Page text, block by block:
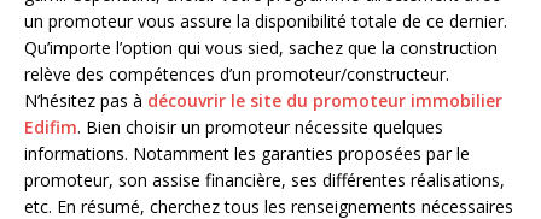
un promoteur vous assure la disponibilité totale de ce dernier.
Qu’importe l’option qui vous sied, sachez que la construction
relève des compétences d’un promoteur/constructeur.
N’hésitez pas à découvrir le site du promoteur immobilier
Edifim. Bien choisir un promoteur nécessite quelques
informations. Notamment les garanties proposées par le
promoteur, son assise financière, ses différentes réalisations,
etc. En résumé, cherchez tous les renseignements nécessaires